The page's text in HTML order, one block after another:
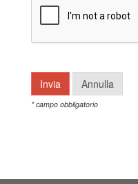
* campo obbligatorio